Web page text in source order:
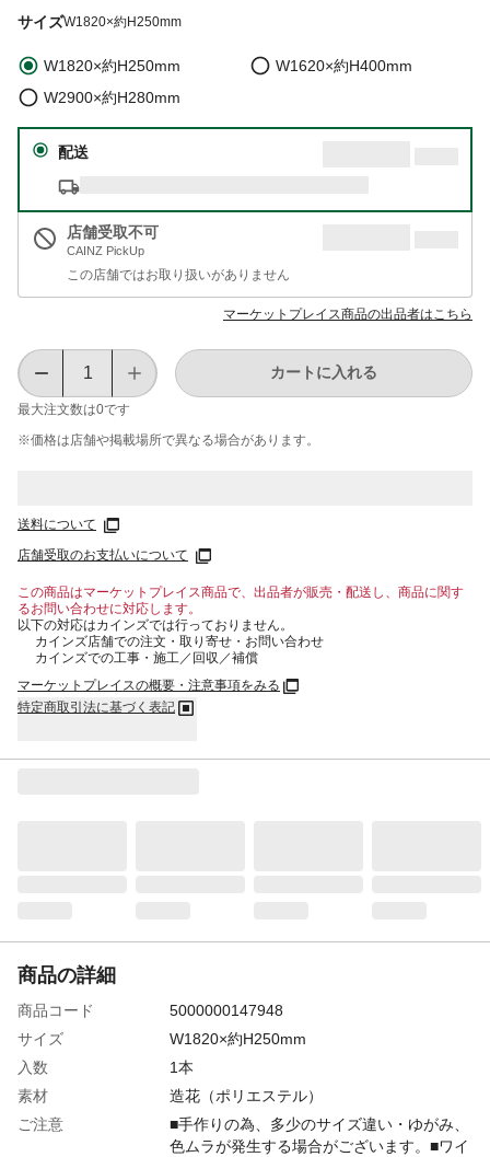
サイズW1820×約H250mm
W1820×約H250mm
W1620×約H400mm
W2900×約H280mm
配送
店舗受取不可
CAINZ PickUp
この店舗ではお取り扱いがありません
マーケットプレイス商品の出品者はこちら
最大注文数は0です
カートに入れる
※価格は​店舗や​掲載場所で​異なる​場合が​あります。
送料について
店舗受取のお支払いについて
この商品はマーケットプレイス商品で、出品者が販売・配送し、商品に関す
るお問い合わせに対応します。
以下の対応はカインズでは行っておりません。
カインズ店舗での注文・取り寄せ・お問い合わせ
カインズでの工事・施工／回収／補償
マーケットプレイスの概要・注意事項をみる
特定商取引法に基づく表記
商品の詳細
商品コード
5000000147948
サイズ
W1820×約H250mm
入数
1本
素材
造花（ポリエステル）
ご注意
■手作りの為、多少のサイズ違い・ゆがみ、
色ムラが発生する場合がございます。■ワイ